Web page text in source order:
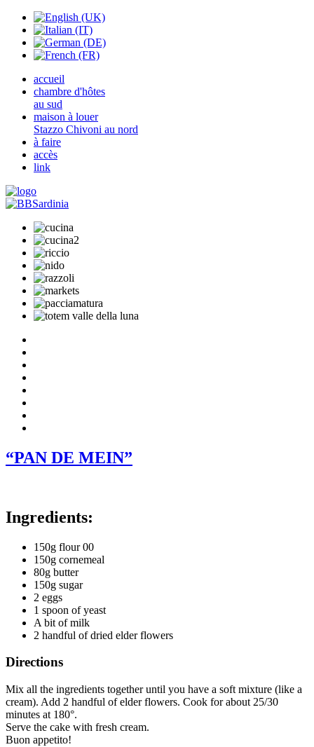
accueil
chambre d'hôtes
au sud
maison à louer
Stazzo Chivoni au nord
à faire
accès
link
“PAN DE MEIN”
Ingredients:
150g flour 00
150g cornemeal
80g butter
150g sugar
2 eggs
1 spoon of yeast
A bit of milk
2 handful of dried elder flowers
Directions
Mix all the ingredients together until you have a soft mixture (like a
cream). Add 2 handful of elder flowers. Cook for about 25/30
minutes at 180°.
Serve the cake with fresh cream.
Buon appetito!